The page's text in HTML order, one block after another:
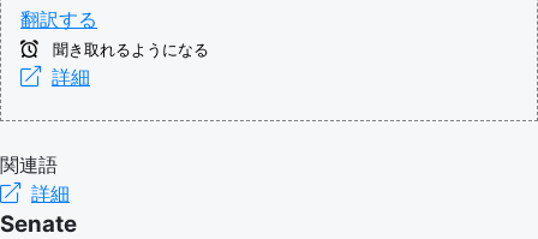
翻訳する
聞き取れるようになる
詳細
関連語
詳細
Senate